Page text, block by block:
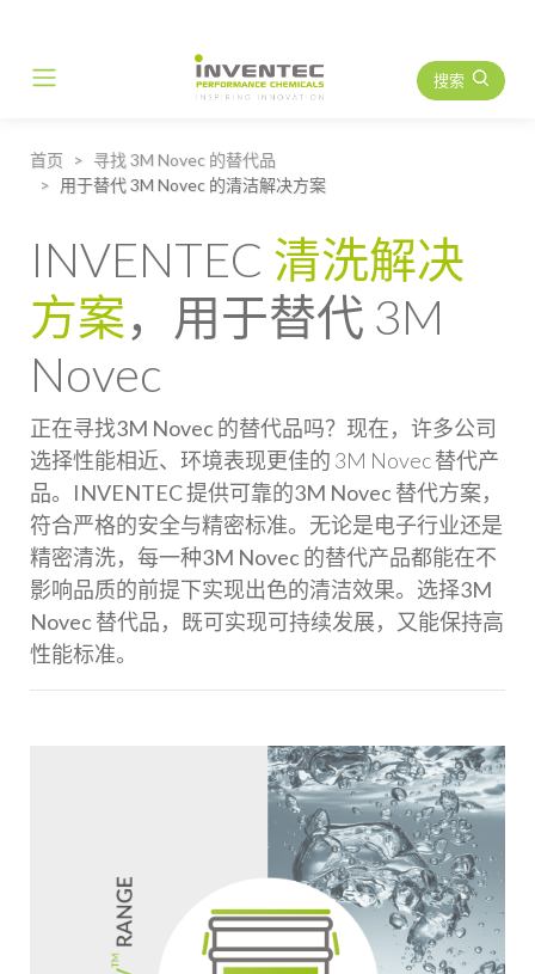
Main Navigation 搜索
首页
寻找 3M Novec 的替代品
用于替代 3M Novec 的清洁解决方案
INVENTEC 清洗解决
方案，用于替代 3M
Novec
正在寻找3M Novec 的替代品吗？现在，许多公司
选择性能相近、环境表现更佳的 3M Novec 替代产
品。 INVENTEC提供可靠的3M Novec 替代方案，
符合严格的安全与精密标准。无论是电子行业还是
精密清洗，每一种3M Novec 的替代产品都能在不
影响品质的前提下实现出色的清洁效果。选择3M
Novec 替代品，既可实现可持续发展，又能保持高
性能标准。